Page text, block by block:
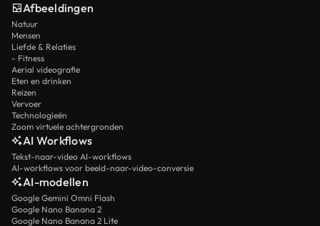
Afbeeldingen
Natuur
Mensen
Liefde & Relaties
- Fitness
Aerial videografie
Eten en drinken
Reizen
Vervoer
Technologieën
Zoom virtuele achtergronden
AI Workflows
Tekst-naar-video AI-workflows
AI-workflows voor beeld-naar-video-conversie
AI-modellen
Google Gemini Omni Flash
Google Nano Banana 2
Google Nano Banana 2 Lite